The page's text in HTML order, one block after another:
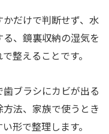
だけで判断せず、水
、鏡裏収納の湿気を
整えることです。
ブラシにカビが出る
法、家族で使うとき
形で整理します。